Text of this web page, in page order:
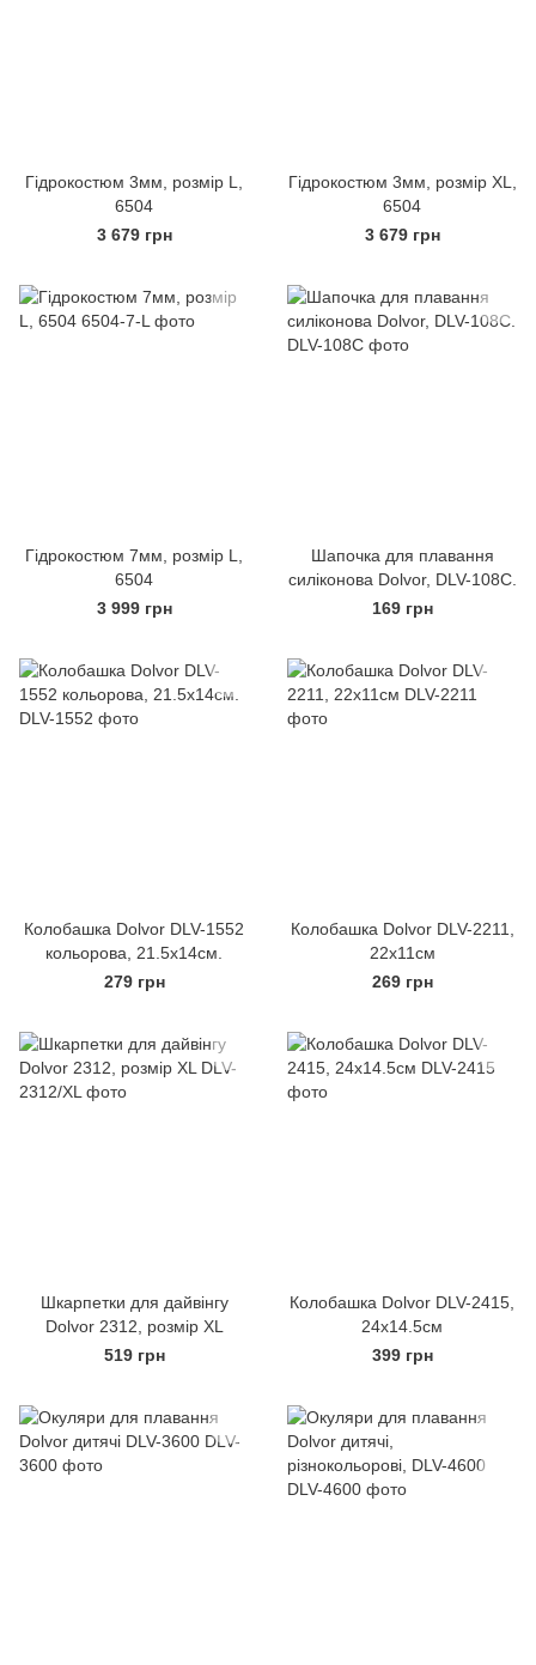
Гідрокостюм 3мм, розмір L,
6504
3 679 грн
Гідрокостюм 3мм, розмір XL,
6504
3 679 грн
Гідрокостюм 7мм, розмір L,
6504
3 999 грн
Шапочка для плавання
силіконова Dolvor, DLV-108С.
169 грн
Колобашка Dolvor DLV-1552
кольорова, 21.5х14см.
279 грн
Колобашка Dolvor DLV-2211,
22х11см
269 грн
Шкарпетки для дайвінгу
Dolvor 2312, розмір XL
519 грн
Колобашка Dolvor DLV-2415,
24х14.5см
399 грн